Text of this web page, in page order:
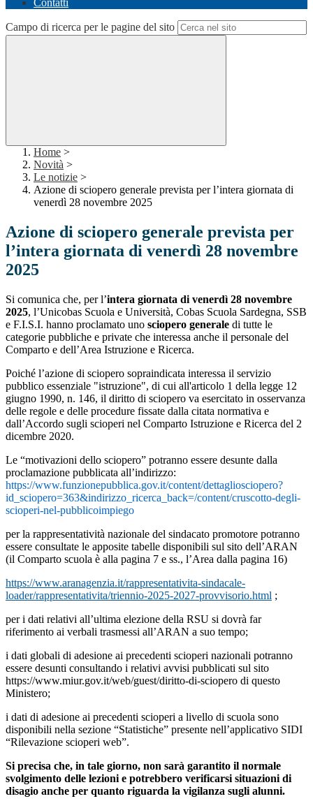
Contatti
Campo di ricerca per le pagine del sito
Home >
Novità >
Le notizie >
Azione di sciopero generale prevista per l’intera giornata di
venerdì 28 novembre 2025
Azione di sciopero generale prevista per
l’intera giornata di venerdì 28 novembre
2025
Si comunica che, per l’intera giornata di venerdì 28 novembre
2025, l’Unicobas Scuola e Università, Cobas Scuola Sardegna, SSB
e F.I.S.I. hanno proclamato uno sciopero generale di tutte le
categorie pubbliche e private che interessa anche il personale del
Comparto e dell’Area Istruzione e Ricerca.
Poiché l’azione di sciopero sopraindicata interessa il servizio
pubblico essenziale "istruzione", di cui all'articolo 1 della legge 12
giugno 1990, n. 146, il diritto di sciopero va esercitato in osservanza
delle regole e delle procedure fissate dalla citata normativa e
dall’Accordo sugli scioperi nel Comparto Istruzione e Ricerca del 2
dicembre 2020.
Le “motivazioni dello sciopero” potranno essere desunte dalla
proclamazione pubblicata all’indirizzo:
https://www.funzionepubblica.gov.it/content/dettagliosciopero?
id_sciopero=363&indirizzo_ricerca_back=/content/cruscotto-degli-
scioperi-nel-pubblicoimpiego
per la rappresentatività nazionale del sindacato promotore potranno
essere consultate le apposite tabelle disponibili sul sito dell’ARAN
(il Comparto scuola è alla pagina 7 e ss., l’Area dalla pagina 16)
https://www.aranagenzia.it/rappresentativita-sindacale-
loader/rappresentativita/triennio-2025-2027-provvisorio.html ;
per i dati relativi all’ultima elezione della RSU si dovrà far
riferimento ai verbali trasmessi all’ARAN a suo tempo;
i dati globali di adesione ai precedenti scioperi nazionali potranno
essere desunti consultando i relativi avvisi pubblicati sul sito
https://www.miur.gov.it/web/guest/diritto-di-sciopero di questo
Ministero;
i dati di adesione ai precedenti scioperi a livello di scuola sono
disponibili nella sezione “Statistiche” presente nell’applicativo SIDI
“Rilevazione scioperi web”.
Si precisa che, in tale giorno, non sarà garantito il normale
svolgimento delle lezioni e potrebbero verificarsi situazioni di
disagio anche per quanto riguarda la vigilanza sugli alunni.